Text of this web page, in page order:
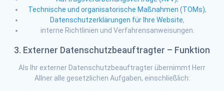
Technische und organisatorische Maßnahmen (TOMs),
Datenschutzerklärungen für Ihre Website,
interne Richtlinien und Verfahrensanweisungen.
3. Externer Datenschutzbeauftragter – Funktion
Als Ihr externer Datenschutzbeauftragter übernimmt Herr
Allner alle gesetzlichen Aufgaben, einschließlich: